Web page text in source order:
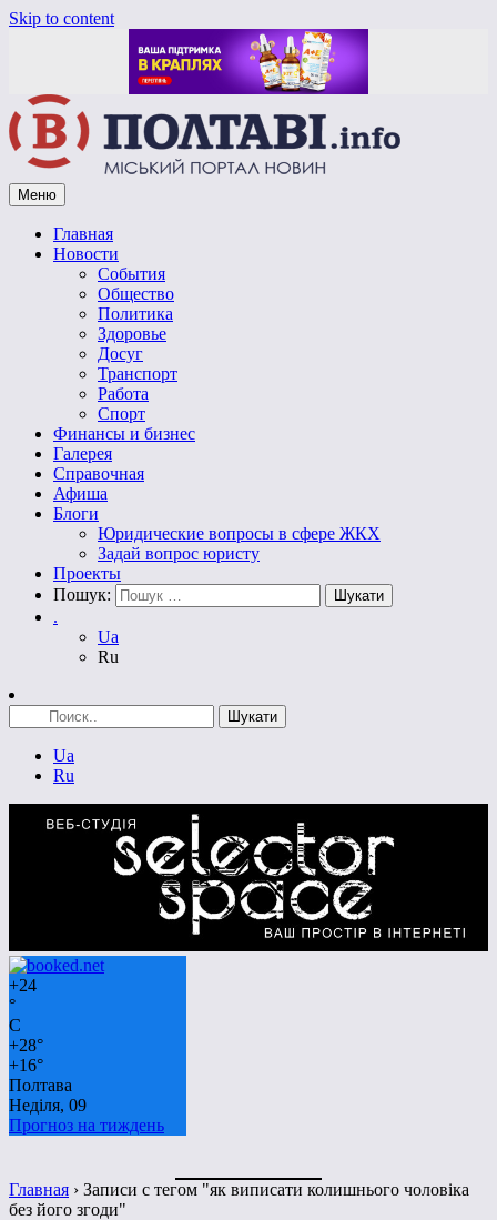
Skip to content
Vpoltave.info
Полтавский портал новостей
Меню
Главная
Новости
События
Общество
Политика
Здоровье
Досуг
Транспорт
Работа
Спорт
Финансы и бизнес
Галерея
Справочная
Афиша
Блоги
Юридические вопросы в сфере ЖКХ
Задай вопрос юристу
Проекты
Пошук:
.
Ua
Ru
Ua
Ru
+24
°
C
+28°
+16°
Полтава
Неділя, 09
Прогноз на тиждень
Главная › Записи с тегом "як виписати колишнього чоловіка
без його згоди"